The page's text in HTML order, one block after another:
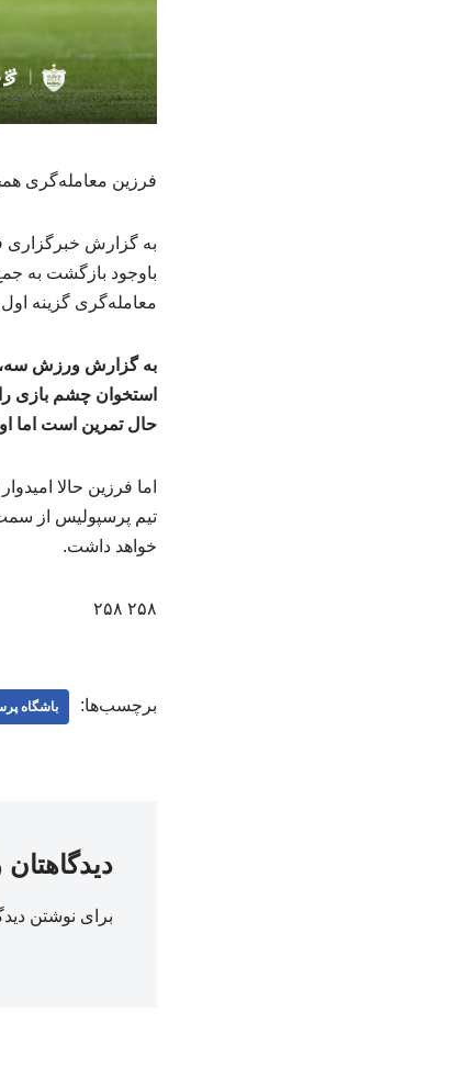
فرزین معامله‌گری
به گزارش خبرگزاری
باوجود بازگشت به
معامله‌گری گزینه
به گزارش ورزش سه،
استخوان چشم بازی را
حال تمرین است اما
اما فرزین حالا
تیم پرسپولیس از
خواهد داشت.
۲۵۸ ۲۵۸
برچسب‌ها: باشگاه
دیدگاهتان
برای نوشتن